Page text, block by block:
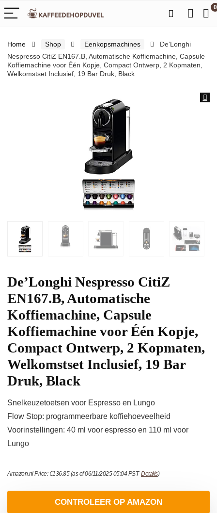
0
Home Shop Eenkopsmachines
De’Longhi
Nespresso CitiZ EN167.B, Automatische Koffiemachine, Capsule
Koffiemachine voor Één Kopje, Compact Ontwerp, 2 Kopmaten,
Welkomstset Inclusief, 19 Bar Druk, Black
De’Longhi Nespresso CitiZ
EN167.B, Automatische
Koffiemachine, Capsule
Koffiemachine voor Één Kopje,
Compact Ontwerp, 2 Kopmaten,
Welkomstset Inclusief, 19 Bar
Druk, Black
Snelkeuzetoetsen voor Espresso en Lungo
Flow Stop: programmeerbare koffiehoeveelheid
Voorinstellingen: 40 ml voor espresso en 110 ml voor
Lungo
Amazon.nl Price:€136.85(as of 06/11/2025 05:04 PST-Details)
CONTROLEER OP AMAZON